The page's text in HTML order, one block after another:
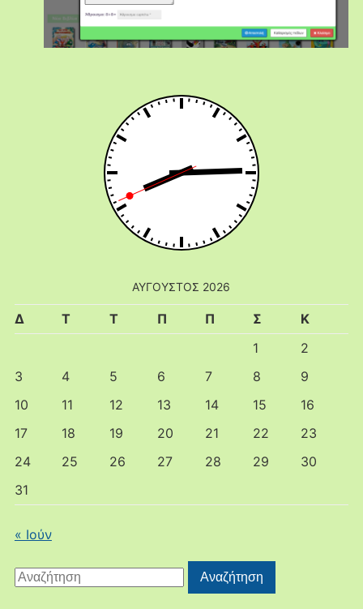
ΑΎΓΟΥΣΤΟΣ 2026
Δ Τ Τ Π Π Σ
Κ
1
2
3
4 5 6 7 8
9
10
11 12 13 14 15
16
17
18 19 20 21 22
23
24
25 26 27 28 29
30
31
« Ιούν
Αναζήτηση
για:
Αναζήτηση